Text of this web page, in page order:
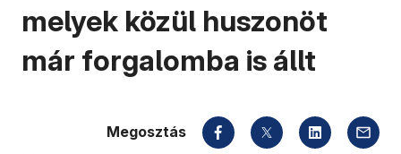
melyek közül huszonöt
már forgalomba is állt
Megosztás